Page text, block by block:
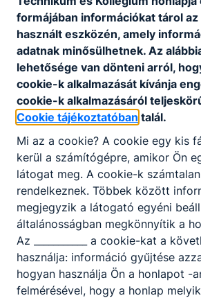
gyengeáramú hálózatot
hagyományos és
berendezését szereli,
kezelését betanítja;
egyszerű multimédiás és
alkalmazásokat kezel,
leírásokat olvas, értelmez;
kisgépeket,
kéziszerszámokat
alapműveleteknél.
ISKOLASPECIFIKUS INFORMÁCIÓK A
Elektronika és elektrotechnika
képzése, amely szakképzettség
zárul. Lehetséges
Épületvillamosság
formájában információkat tárol
használt eszközén, amely
adatnak minősülhetnek. Az
lehetősége van dönteni arról,
cookie-k alkalmazását kívánja
cookie-k alkalmazásáról
Cookie tájékoztatóban talál.
Mi az a cookie? A cookie egy kis
kerül a számítógépre, amikor Ön
látogat meg. A cookie-k
rendelkeznek. Többek között
megjegyzik a látogató egyéni
általánosságban megkönnyítik a
Az ___________ a cookie-kat a
használja: információ gyűjtése
hogyan használja Ön a honlapot -
felmérésével, hogy a honlap